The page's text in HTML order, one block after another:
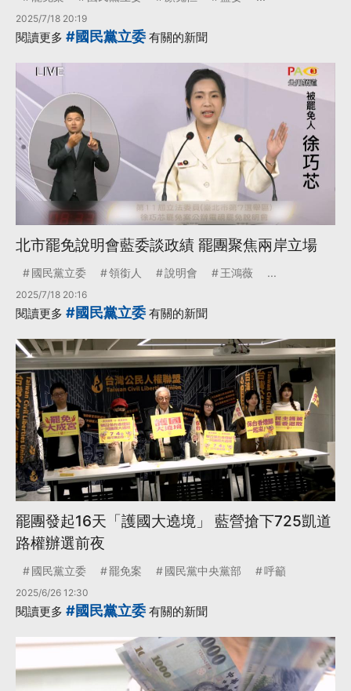
2025/7/18 20:19
閱讀更多 #國民黨立委 有關的新聞
北市罷免說明會藍委談政績 罷團聚焦兩岸立場
國民黨立委 領銜人 說明會 王鴻薇 ...
2025/7/18 20:16
閱讀更多 #國民黨立委 有關的新聞
罷團發起16天「護國大遶境」 藍營搶下725凱道
路權辦選前夜
國民黨立委 罷免案 國民黨中央黨部 呼籲
2025/6/26 12:30
閱讀更多 #國民黨立委 有關的新聞